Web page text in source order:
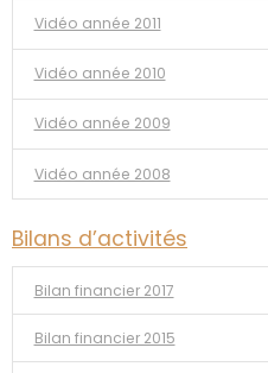
Vidéo année 2011
Vidéo année 2010
Vidéo année 2009
Vidéo année 2008
Bilans d’activités
Bilan financier 2017
Bilan financier 2015